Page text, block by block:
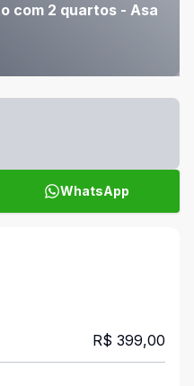
com 2 quartos - Asa
WhatsApp
R$ 399,00